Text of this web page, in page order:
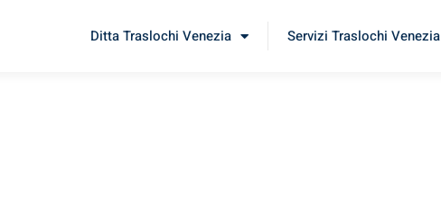
Ditta Traslochi Venezia Servizi Traslochi Venezia